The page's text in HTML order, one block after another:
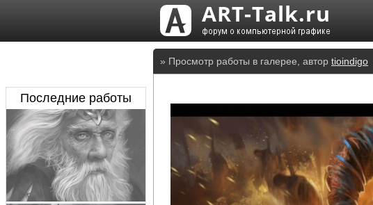
» Просмотр работы в галерее, автор tioindigo
Последние работы